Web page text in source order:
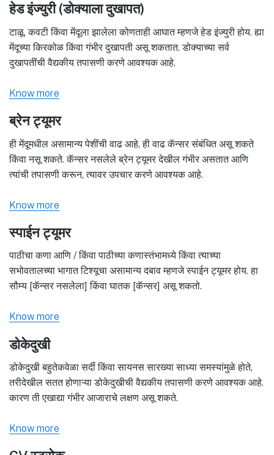
हेड इंज्युरी (डोक्याला दुखापत)
टाळू, कवटी किंवा मेंदूला झालेला कोणताही आघात म्हणजे हेड इंज्युरी होय. ह्या
मेंदूच्या किरकोळ किंवा गंभीर दुखापती असू शकतात. डोक्याच्या सर्व
दुखापतींची वैद्यकीय तपासणी करणे आवश्यक आहे.
Know more
ब्रेन ट्यूमर
ही मेंदूमधील असामान्य पेशींची वाढ आहे, ही वाढ कॅन्सर संबंधित असू शकते
किंवा नसू शकते. कॅन्सर नसलेले ब्रेन ट्यूमर देखील गंभीर असतात आणि
त्यांची तपासणी करून, त्यावर उपचार करणे आवश्यक आहे.
Know more
स्पाईन ट्यूमर
पाठीचा कणा आणि / किंवा पाठीच्या कणास्तंभामध्ये किंवा त्याच्या
सभोवतालच्या भागात टिश्यूचा असामान्य दबाव म्हणजे स्पाईन ट्यूमर होय. हा
सौम्य [कॅन्सर नसलेला] किंवा घातक [कॅन्सर] असू शकतो.
Know more
डोकेदुखी
डोकेदुखी बहुतेकवेळा सर्दी किंवा सायनस सारख्या साध्या समस्यांमुळे होते,
तरीदेखील सतत होणाऱ्या डोकेदुखीची वैद्यकीय तपासणी करणे आवश्यक आहे.
कारण ती एखाद्या गंभीर आजाराचे लक्षण असू शकते.
Know more